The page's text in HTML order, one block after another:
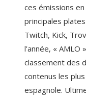
ces émissions
principales
Twitch, Kick,
l’année, «
classement des
contenus les
espagnole.